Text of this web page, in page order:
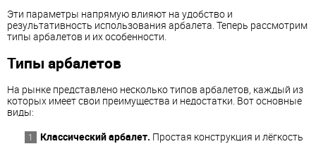
Эти параметры напрямую влияют на удобство и
результативность использования арбалета. Теперь рассмотрим
типы арбалетов и их особенности.
Типы арбалетов
На рынке представлено несколько типов арбалетов, каждый из
которых имеет свои преимущества и недостатки. Вот основные
виды:
Классический арбалет. Простая конструкция и лёгкость